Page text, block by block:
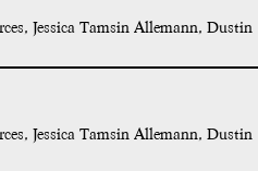
Jessica Tamsin Allemann, Dustin
Jessica Tamsin Allemann, Dustin